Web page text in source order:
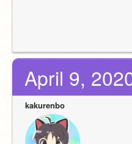
April 9,
kakurenbo